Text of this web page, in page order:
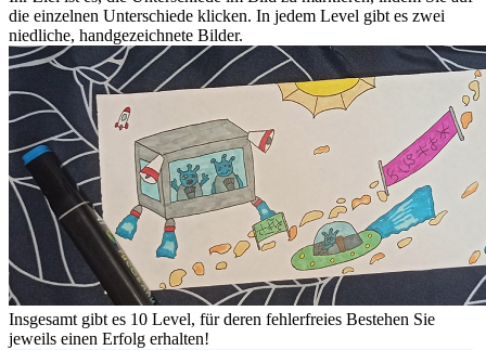
die einzelnen Unterschiede klicken. In jedem Level gibt es zwei
niedliche, handgezeichnete Bilder.
Insgesamt gibt es 10 Level, für deren fehlerfreies Bestehen Sie
jeweils einen Erfolg erhalten!